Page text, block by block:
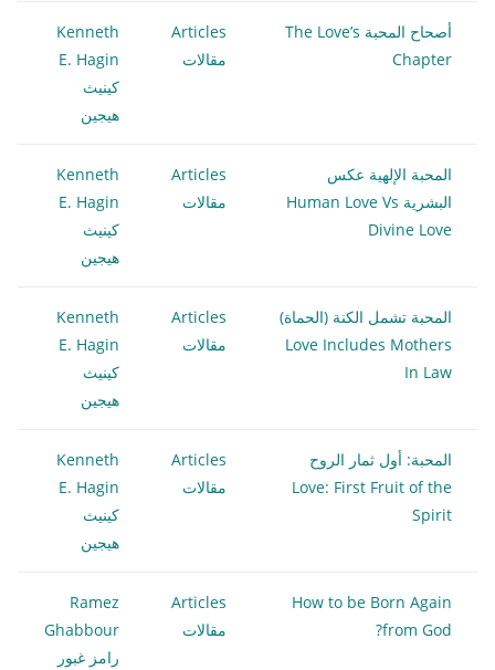
أصحاح المحبة The Love’s
Chapter
Articles
مقالات
Kenneth
E. Hagin
كينيث
هيجين
المحبة الإلهية عكس
البشرية Human Love Vs
Divine Love
Articles
مقالات
Kenneth
E. Hagin
كينيث
هيجين
المحبة تشمل الكنة (الحماة)
Love Includes Mothers
In Law
Articles
مقالات
Kenneth
E. Hagin
كينيث
هيجين
المحبة: أول ثمار الروح
Love: First Fruit of the
Spirit
Articles
مقالات
Kenneth
E. Hagin
كينيث
هيجين
How to be Born Again
from God?
Articles
مقالات
Ramez
Ghabbour
رامز غبور